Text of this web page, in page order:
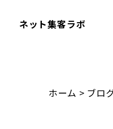
ネット集客ラボ
ホーム > ブロ